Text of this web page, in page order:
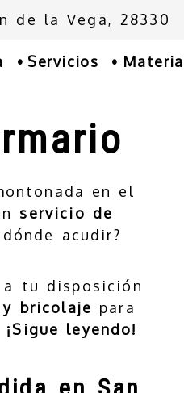
de la Vega, 28330
Servicios
en el
servicio de
acudir?
a tu disposición
bricolaje para
¡Sigue leyendo!